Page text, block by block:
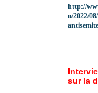
http://
o/2022/
sur la